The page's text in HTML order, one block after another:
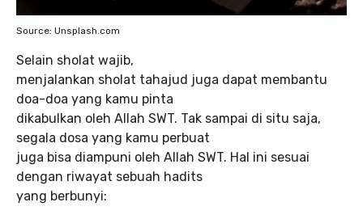
Source: Unsplash.com
Selain sholat wajib,
menjalankan sholat tahajud juga dapat membantu
doa-doa yang kamu pinta
dikabulkan oleh Allah SWT. Tak sampai di situ saja,
segala dosa yang kamu perbuat
juga bisa diampuni oleh Allah SWT. Hal ini sesuai
dengan riwayat sebuah hadits
yang berbunyi: